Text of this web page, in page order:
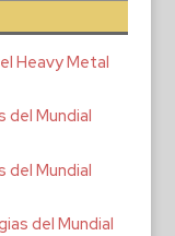
Heavy Metal
del Mundial
del Mundial
del Mundial